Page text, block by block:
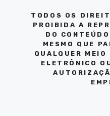
TODOS OS
PROIBIDA A
DO
MESMO QUE
QUALQUER MEIO
ELETRÔNICO